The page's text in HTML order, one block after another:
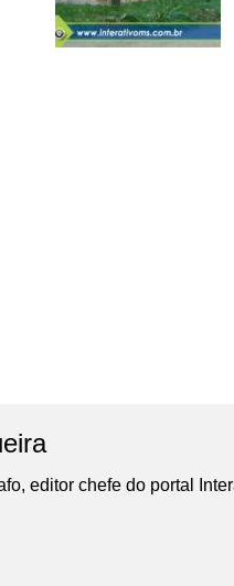
editor chefe do portal